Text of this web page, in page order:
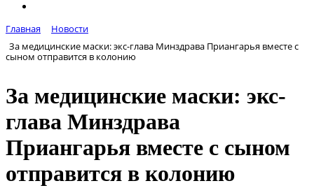
Главная
Новости
За медицинские маски: экс-глава Минздрава Приангарья вместе с
сыном отправится в колонию
За медицинские маски: экс-
глава Минздрава
Приангарья вместе с сыном
отправится в колонию